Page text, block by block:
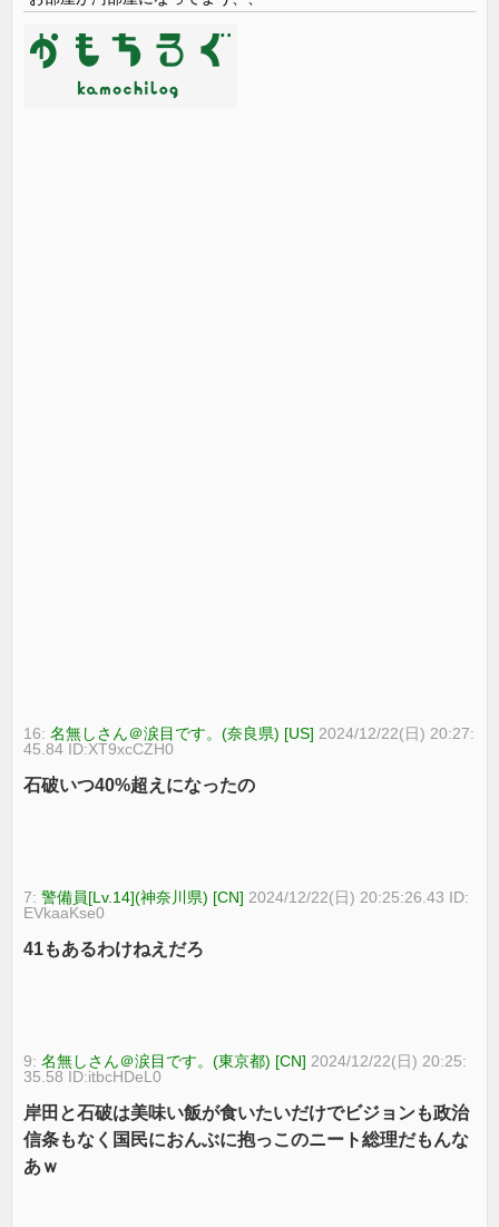
16:名無しさん＠涙目です。(奈良県) [US] 2024/12/22(日) 20:27:
45.84 ID:XT9xcCZH0
石破いつ40%超えになったの
7:警備員[Lv.14](神奈川県) [CN] 2024/12/22(日) 20:25:26.43 ID:
EVkaaKse0
41もあるわけねえだろ
9:名無しさん＠涙目です。(東京都) [CN] 2024/12/22(日) 20:25:
35.58 ID:itbcHDeL0
岸田と石破は美味い飯が食いたいだけでビジョンも政治
信条もなく国民におんぶに抱っこのニート総理だもんな
あｗ